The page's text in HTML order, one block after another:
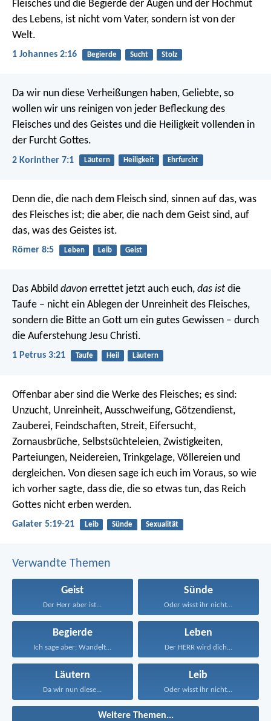
Fleisches und die Begierde der Augen und der Hochmut
des Lebens, ist nicht vom Vater, sondern ist von der
Welt.
1 Johannes 2:16 Begierde Sucht Stolz
Da wir nun diese Verheißungen haben, Geliebte, so
wollen wir uns reinigen von jeder Befleckung des
Fleisches und des Geistes und die Heiligkeit vollenden in
der Furcht Gottes.
2 Korinther 7:1 Läutern Heiligkeit Ehrfurcht
Denn die, die nach dem Fleisch sind, sinnen auf das, was
des Fleisches ist; die aber, die nach dem Geist sind, auf
das, was des Geistes ist.
Römer 8:5 Leben Leib Geist
Das Abbild davon errettet jetzt auch euch, das ist die
Taufe – nicht ein Ablegen der Unreinheit des Fleisches,
sondern die Bitte an Gott um ein gutes Gewissen – durch
die Auferstehung Jesu Christi.
1 Petrus 3:21 Taufe Heil Läutern
Offenbar aber sind die Werke des Fleisches; es sind:
Unzucht, Unreinheit, Ausschweifung, Götzendienst,
Zauberei, Feindschaften, Streit, Eifersucht,
Zornausbrüche, Selbstsüchteleien, Zwistigkeiten,
Parteiungen, Neidereien, Trinkgelage, Völlereien und
dergleichen. Von diesen sage ich euch im Voraus, so wie
ich vorher sagte, dass die, die so etwas tun, das Reich
Gottes nicht erben werden.
Galater 5:19-21 Leib Sünde Sexualität
Verwandte Themen
Geist
Der Herr aber ist...
Sünde
Oder wisst ihr nicht...
Begierde
Ich sage aber: Wandelt...
Leben
Der HERR wird dich...
Läutern
Da wir nun diese...
Leib
Oder wisst ihr nicht...
Weitere Themen...